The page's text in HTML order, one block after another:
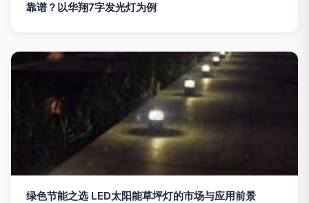
靠谱？以华翔7字发光灯为例
绿色节能之选 LED太阳能草坪灯的市场与应用前景